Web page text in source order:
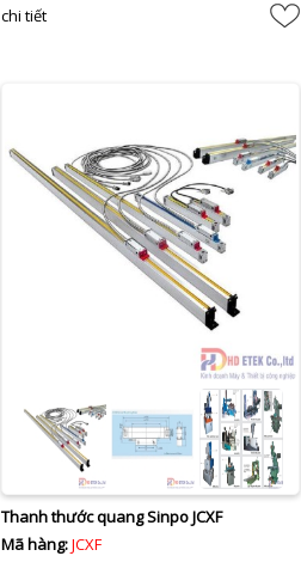
chi tiết
Thanh thước quang Sinpo JCXF
Mã hàng:JCXF